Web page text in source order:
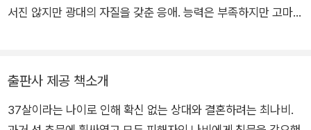
서진 않지만 광대의 자질을 갖춘 응애. 능력은 부족하지만 고마운
출판사 제공 책소개
37살이라는 나이로 인해 확신 없는 상대와 결혼하려는 최나비.